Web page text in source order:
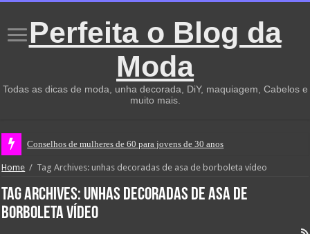
Perfeita o Blog da
Moda
Todas as dicas de moda, unha decorada, DiY, maquiagem, Cabelos e
muito mais.
Conselhos de mulheres de 60 para jovens de 30 anos
Home / Tag Archives: unhas decoradas de asa de borboleta vídeo
Tag Archives: unhas decoradas de asa de
borboleta vídeo